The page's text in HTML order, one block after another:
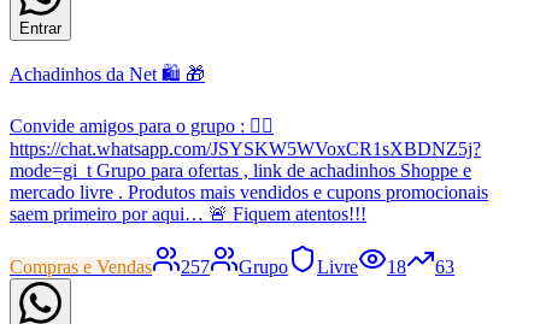
Entrar
Achadinhos da Net 🛍️ 🎁
Convide amigos para o grupo : 👇🏼
https://chat.whatsapp.com/JSYSKW5WVoxCR1sXBDNZ5j?
mode=gi_t Grupo para ofertas , link de achadinhos Shoppe e
mercado livre . Produtos mais vendidos e cupons promocionais
saem primeiro por aqui… 🚨 Fiquem atentos!!!
Compras e Vendas 257 Grupo Livre 18 63